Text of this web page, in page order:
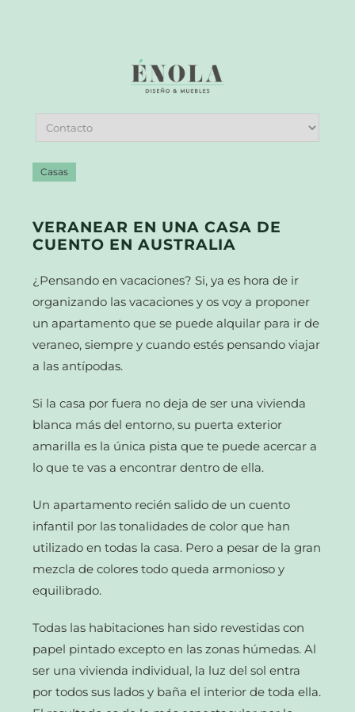
Casas
VERANEAR EN UNA CASA DE
CUENTO EN AUSTRALIA
¿Pensando en vacaciones? Si, ya es hora de ir
organizando las vacaciones y os voy a proponer
un apartamento que se puede alquilar para ir de
veraneo, siempre y cuando estés pensando viajar
a las antípodas.
Si la casa por fuera no deja de ser una vivienda
blanca más del entorno, su puerta exterior
amarilla es la única pista que te puede acercar a
lo que te vas a encontrar dentro de ella.
Un apartamento recién salido de un cuento
infantil por las tonalidades de color que han
utilizado en todas la casa. Pero a pesar de la gran
mezcla de colores todo queda armonioso y
equilibrado.
Todas las habitaciones han sido revestidas con
papel pintado excepto en las zonas húmedas. Al
ser una vivienda individual, la luz del sol entra
por todos sus lados y baña el interior de toda ella.